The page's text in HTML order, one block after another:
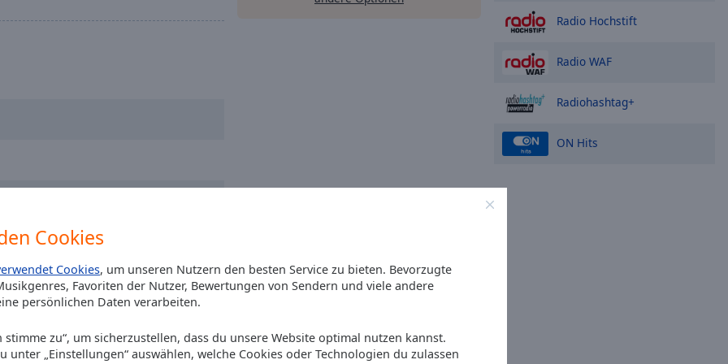
Cookies
Cookies, um unseren Nutzern den besten Service zu bieten. Bevorzugte
Favoriten der Nutzer, Bewertungen von Sendern und viele andere
persönlichen Daten verarbeiten.
stimme zu“, um sicherzustellen, dass du unsere Website optimal nutzen kannst.
unter „Einstellungen“ auswählen, welche Cookies oder Technologien du zulassen
Radio Hochstift
Radio WAF
Radiohashtag+
ON Hits